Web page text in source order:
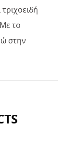
το
στην